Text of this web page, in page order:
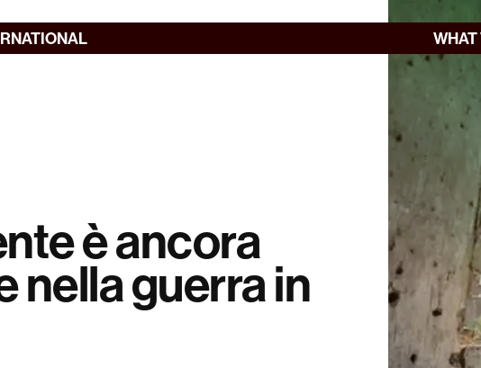
WHAT
è ancora
nella guerra in